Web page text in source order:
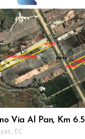
Vía Al Pan, Km 6.5
, EC